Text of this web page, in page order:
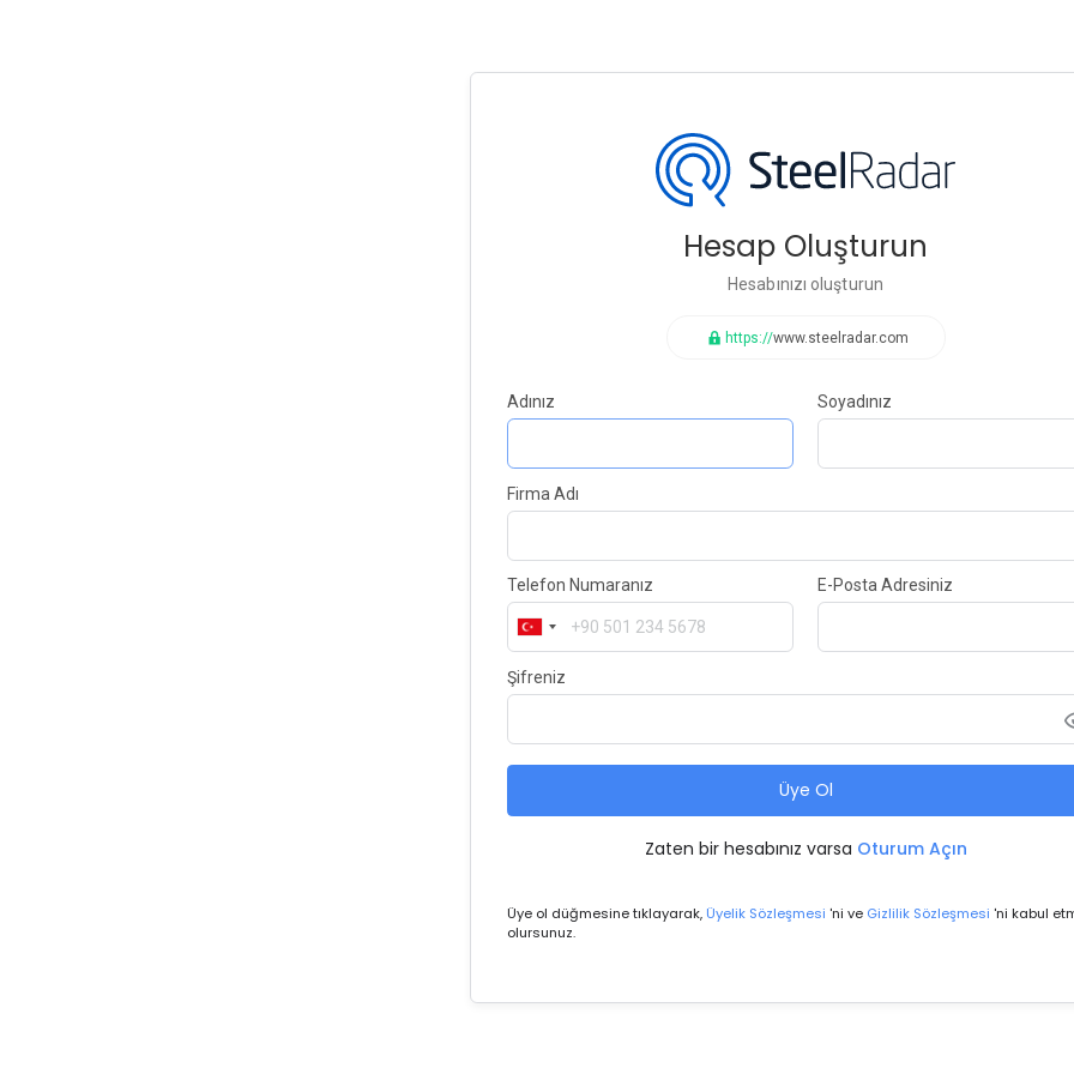
Hesap Oluşturun
Hesabınızı oluşturun
https://www.steelradar.com
Adınız Soyadınız
Firma Adı
Telefon Numaranız E-Posta Adresiniz
Şifreniz
Üye Ol
Zaten bir hesabınız varsa Oturum Açın
Üye ol düğmesine tıklayarak, Üyelik Sözleşmesi 'ni ve Gizlilik Sözleşmesi 'ni kabul
olursunuz.